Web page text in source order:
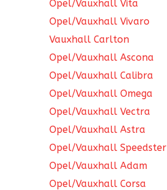
Opel/Vauxhall Vita
Opel/Vauxhall Vivaro
Vauxhall Carlton
Opel/Vauxhall Ascona
Opel/Vauxhall Calibra
Opel/Vauxhall Omega
Opel/Vauxhall Vectra
Opel/Vauxhall Astra
Opel/Vauxhall Speedster
Opel/Vauxhall Adam
Opel/Vauxhall Corsa